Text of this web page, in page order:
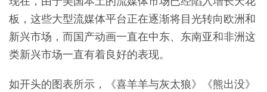
板，这些大型流媒体平台正在逐渐将目光转向欧洲和
新兴市场，而国产动画一直在中东、东南亚和非洲这
类新兴市场一直有着良好的表现。
如开头的图表所示，《喜羊羊与灰太狼》《熊出没》